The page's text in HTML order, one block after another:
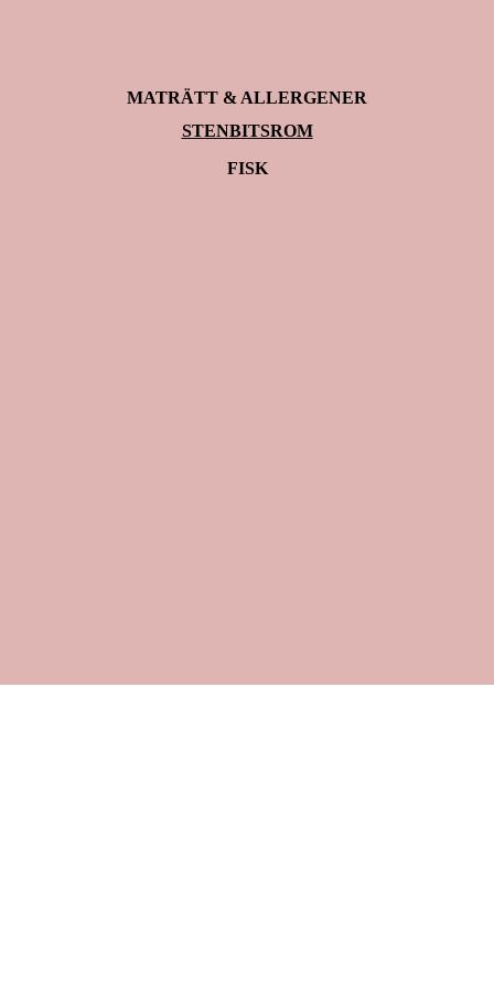
MATRÄTT & ALLERGENER
STENBITSROM
FISK